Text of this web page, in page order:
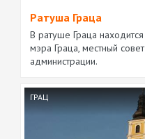
Ратуша Граца
В ратуше Граца
мэра Граца, местный
администрации.
ГРАЦ